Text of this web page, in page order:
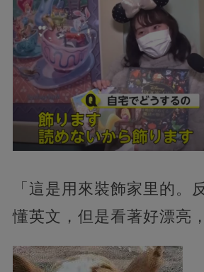
「這是用來裝飾家里的。
懂英文，但是看著好漂亮